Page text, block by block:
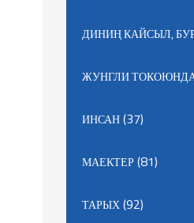
ДИНИҢ КАЙСЫЛ,
ЖУНГЛИ
ИНСАН(37)
МАЕКТЕР(81)
ТАРЫХ(92)